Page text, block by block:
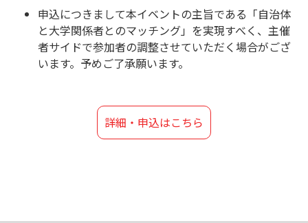
申込につきまして本イベントの主旨である「自治体
と大学関係者とのマッチング」を実現すべく、主催
者サイドで参加者の調整させていただく場合がござ
います。予めご了承願います。
詳細・申込はこちら